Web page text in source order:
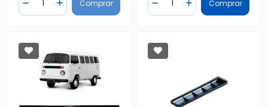
Diminuir Quantidade
Adicionar Quantidade
Comprar Diminuir Quantidade
AdicionarComprar